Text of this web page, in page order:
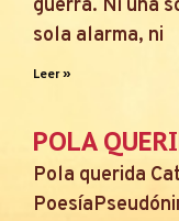
guerra. Ni una
sola alarma, ni
Leer »
POLA
Pola querida